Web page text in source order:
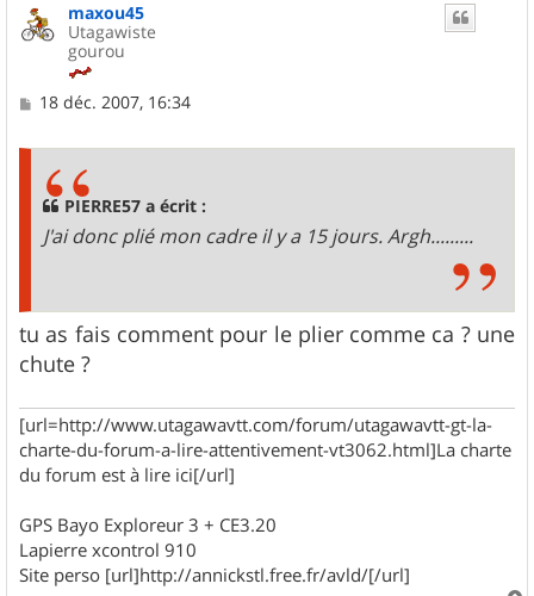
maxou45
Utagawiste
gourou
M18 déc. 2007, 16:34
PIERRE57 a écrit :
J'ai donc plié mon cadre il y a 15 jours. Argh.........
tu as fais comment pour le plier comme ca ? une
chute ?
[url=http://www.utagawavtt.com/forum/utagawavtt-gt-la-
charte-du-forum-a-lire-attentivement-vt3062.html]La charte
du forum est à lire ici[/url]
GPS Bayo Exploreur 3 + CE3.20
Lapierre xcontrol 910
Site perso [url]http://annickstl.free.fr/avld/[/url]